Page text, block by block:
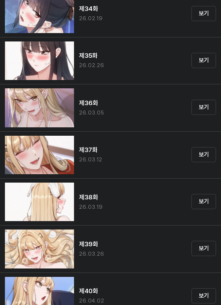
제34화
26.02.19
보기
제35화
26.02.26
보기
제36화
26.03.05
보기
제37화
26.03.12
보기
제38화
26.03.19
보기
제39화
26.03.26
보기
제40화
26.04.02
보기